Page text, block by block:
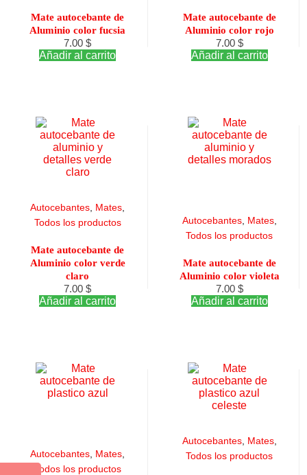
Mate autocebante de
Aluminio color fucsia
7.00$
Añadir al carrito
Mate autocebante de
Aluminio color rojo
7.00 $
Añadir al carrito
Autocebantes Mates
Todos los productos
Mate autocebante de
Aluminio color verde
claro
7.00$
Añadir al carrito
Autocebantes, Mates,
Todos los productos
Mate autocebante de
Aluminio color violeta
7.00 $
Añadir al carrito
Autocebantes Mates
Todos los productos
Autocebantes, Mates,
Todos los productos